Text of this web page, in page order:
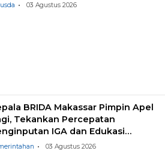
03 Agustus 2026
BRIDA Makassar Pimpin Apel
Tekankan Percepatan
IGA dan Edukasi
Sampah
03 Agustus 2026